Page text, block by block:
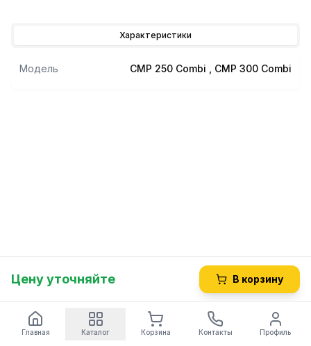
Характеристики
Модель CMP 250 Combi , CMP 300 Combi
Цену уточняйте В корзину
Главная Каталог Корзина Контакты Профиль